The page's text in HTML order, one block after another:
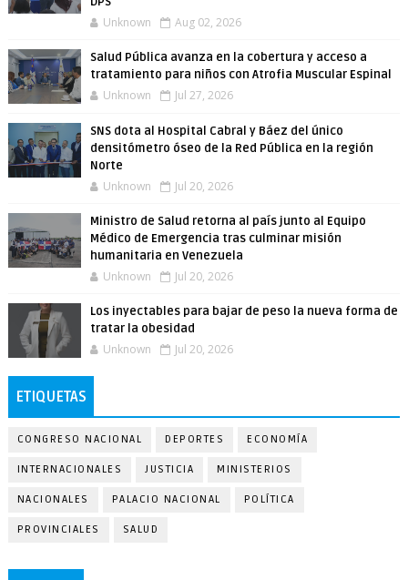
Unknown Aug 02, 2026
Salud Pública avanza en la cobertura y acceso a
tratamiento para niños con Atrofia Muscular Espinal
Unknown Jul 27, 2026
SNS dota al Hospital Cabral y Báez del único
densitómetro óseo de la Red Pública en la región
Norte
Unknown Jul 20, 2026
Ministro de Salud retorna al país junto al Equipo
Médico de Emergencia tras culminar misión
humanitaria en Venezuela
Unknown Jul 20, 2026
Los inyectables para bajar de peso la nueva forma de
tratar la obesidad
Unknown Jul 20, 2026
ETIQUETAS
CONGRESO NACIONAL DEPORTES ECONOMÍA
INTERNACIONALES JUSTICIA MINISTERIOS
NACIONALES PALACIO NACIONAL POLÍTICA
PROVINCIALES SALUD